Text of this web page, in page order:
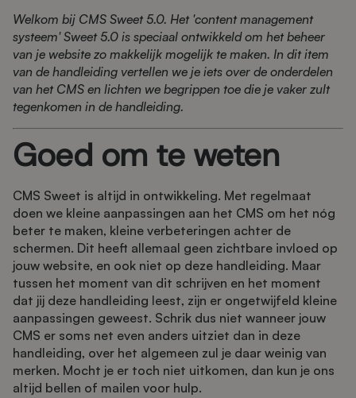
Welkom bij CMS Sweet 5.0. Het 'content management
systeem' Sweet 5.0 is speciaal ontwikkeld om het beheer
van je website zo makkelijk mogelijk te maken. In dit item
van de handleiding vertellen we je iets over de onderdelen
van het CMS en lichten we begrippen toe die je vaker zult
tegenkomen in de handleiding.
Goed om te weten
CMS Sweet is altijd in ontwikkeling. Met regelmaat
doen we kleine aanpassingen aan het CMS om het nóg
beter te maken, kleine verbeteringen achter de
schermen. Dit heeft allemaal geen zichtbare invloed op
jouw website, en ook niet op deze handleiding. Maar
tussen het moment van dit schrijven en het moment
dat jij deze handleiding leest, zijn er ongetwijfeld kleine
aanpassingen geweest. Schrik dus niet wanneer jouw
CMS er soms net even anders uitziet dan in deze
handleiding, over het algemeen zul je daar weinig van
merken. Mocht je er toch niet uitkomen, dan kun je ons
altijd bellen of mailen voor hulp.